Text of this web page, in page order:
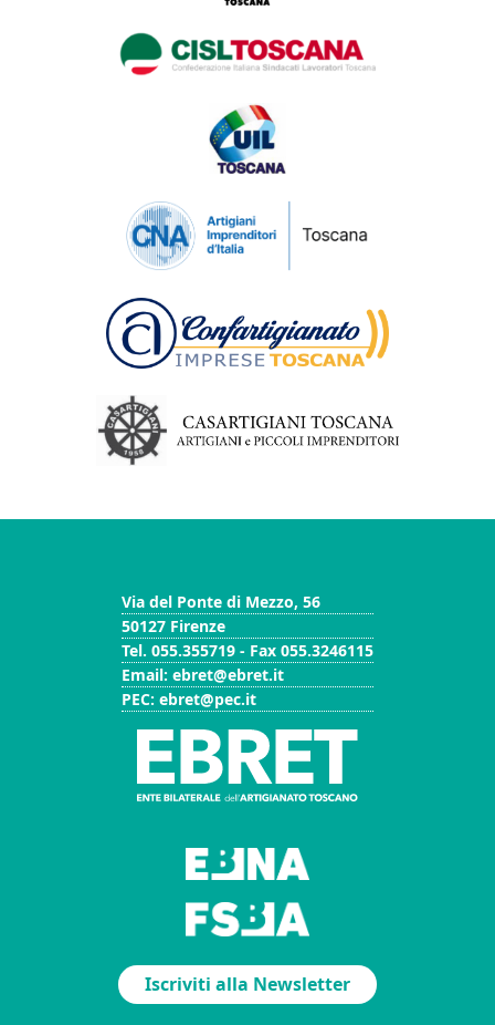
Via del Ponte di Mezzo, 56
50127 Firenze
Tel. 055.355719 - Fax 055.3246115
Email: ebret@ebret.it
PEC: ebret@pec.it
Iscriviti alla Newsletter